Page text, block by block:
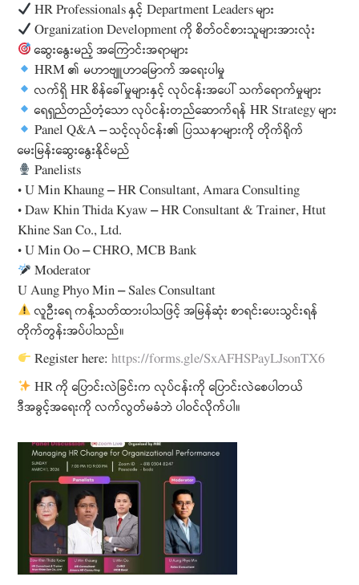
HR Professionals နှင့် Department Leaders များ
Organization Development ကို စိတ်ဝင်စားသူများအားလုံး
ဆွေးနွေးမည့် အကြောင်းအရာများ
HRM ၏ မဟာဗျူဟာမြောက် အရေးပါမှု
လက်ရှိ HR စိန်ခေါ်မှုများနှင့် လုပ်ငန်းအပေါ် သက်ရောက်မှုများ
ရေရှည်တည်တံ့သော လုပ်ငန်းတည်ဆောက်ရန် HR Strategy များ
Panel Q&A — သင့်လုပ်ငန်း၏ ပြဿနာများကို တိုက်ရိုက်
မေးမြန်းဆွေးနွေးနိုင်မည်
Panelists
• U Min Khaung — HR Consultant, Amara Consulting
• Daw Khin Thida Kyaw — HR Consultant & Trainer, Htut
Khine San Co., Ltd.
• U Min Oo — CHRO, MCB Bank
Moderator
U Aung Phyo Min — Sales Consultant
လူဦးရေ ကန့်သတ်ထားပါသဖြင့် အမြန်ဆုံး စာရင်းပေးသွင်းရန်
တိုက်တွန်းအပ်ပါသည်။
Register here:https://forms.gle/SxAFHSPayLJsonTX6
HR ကို ပြောင်းလဲခြင်းက လုပ်ငန်းကို ပြောင်းလဲစေပါတယ်
ဒီအခွင့်အရေးကို လက်လွတ်မခံဘဲ ပါဝင်လိုက်ပါ။